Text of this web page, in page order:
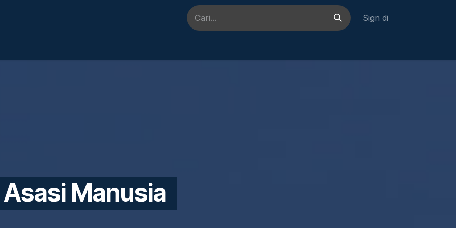
Sign di
Manusia